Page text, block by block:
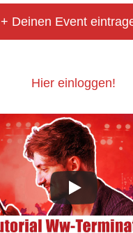
+ Deinen Event
Hier einloggen!